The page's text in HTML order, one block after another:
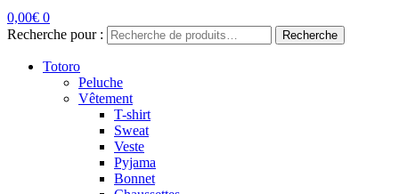
0,00€ 0
Recherche pour :
Recherche
Totoro
Peluche
Vêtement
T-shirt
Sweat
Veste
Pyjama
Bonnet